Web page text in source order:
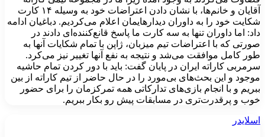
آقایان و خانم‌ها، با نشان دادن اعتراضات خود به وسیله ۱۴ کارت
شکایت خود را به داوران دیدارهایمان اعلام می‌کردیم. دباغیان ادامه
داد: اما داوران تنها به سه کارت ما پاسخ قانع‌کننده‌ای دادند در
صورتی که با اعتراضات تیم میزبان، ژاپن با تمام شکایات آنها به
طور کامل موافقت می‌شد و نتیجه به نفع آنها تغییر نیز می‌کرد.
سرمربی کاراته‌ ایران در پایان گفت: باید با دور کردن تمام حاشیه‌
موجود و این بحث‌های بی‌مورد را در حال حاضر از تیم کاراته از بین
ببریم و با انجام بازی‌های تدارکاتی همه تمرکزمان را برای حضور
خوب و پرقدرت‌تری در مسابقات پیش رو بکار ببریم.
اسلایدر